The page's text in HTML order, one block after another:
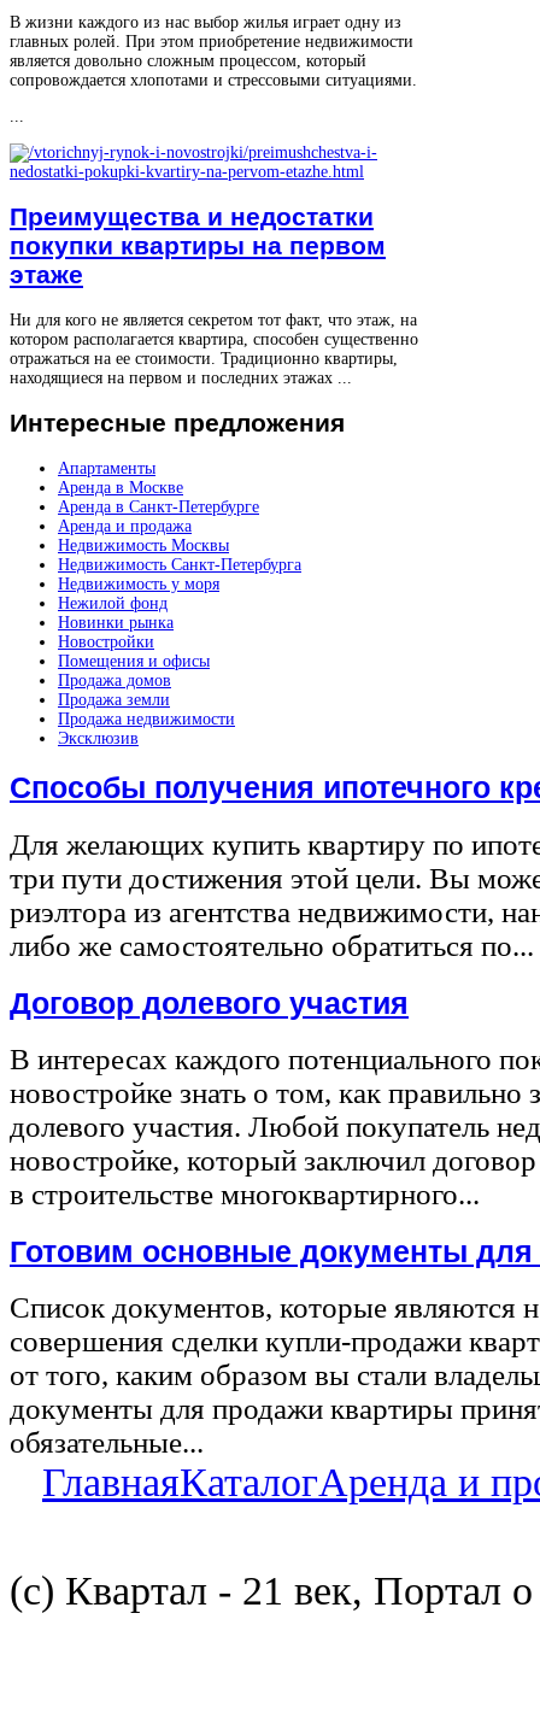
В жизни каждого из нас выбор жилья играет одну из
главных ролей. При этом приобретение недвижимости
является довольно сложным процессом, который
сопровождается хлопотами и стрессовыми ситуациями.
...
Преимущества и недостатки
покупки квартиры на первом
этаже
Ни для кого не является секретом тот факт, что этаж, на
котором располагается квартира, способен существенно
отражаться на ее стоимости. Традиционно квартиры,
находящиеся на первом и последних этажах ...
Интересные предложения
Апартаменты
Аренда в Москве
Аренда в Санкт-Петербурге
Аренда и продажа
Недвижимость Москвы
Недвижимость Санкт-Петербурга
Недвижимость у моря
Нежилой фонд
Новинки рынка
Новостройки
Помещения и офисы
Продажа домов
Продажа земли
Продажа недвижимости
Эксклюзив
Способы получения ипотечного
Для желающих купить квартиру по
три пути достижения этой цели. Вы
риэлтора из агентства недвижимости,
либо же самостоятельно обратиться по...
Договор долевого участия
В интересах каждого потенциального
новостройке знать о том, как правильно
долевого участия. Любой покупатель
новостройке, который заключил
в строительстве многоквартирного...
Готовим основные документы
Список документов, которые являются
совершения сделки купли-продажи
от того, каким образом вы стали
документы для продажи квартиры
обязательные...
ГлавнаяКаталогАренда и
(с) Квартал - 21 век, Портал